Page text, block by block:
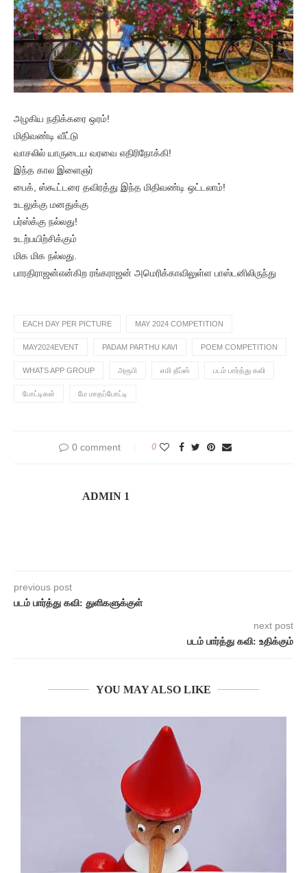
அழகிய நதிக்கரை ஒரம்!
மிதிவண்டி வீட்டு
வாசலில் யாருடைய வரவை எதிரிநோக்கி!
இந்த கால இளைஞர்
பைக், ஸ்கூட்டரை தவிரத்து இந்த மிதிவண்டி ஒட்டலாம்!
உடலுக்கு மனதுக்கு
பர்ஸ்க்கு நல்லது!
உடற்பயிற்சிக்கும்
மிக மிக நல்லது.
பாரதிராஜன்என்கிற ரங்கராஜன் அமெரிக்காவிலுள்ள பாஸ்டனிலிருந்து
EACH DAY PER PICTURE MAY 2024 COMPETITION
MAY2024EVENT PADAM PARTHU KAVI POEM COMPETITION
WHATS APP GROUP அரூபி எமி தீப்ஸ் படம் பார்த்து கவி
போட்டிகள் மே மாதப்போட்டி
0 comment 0
ADMIN 1
previous post
படம் பார்த்து கவி: துளிகளுக்குள்
next post
படம் பார்த்து கவி: உதிக்கும்
YOU MAY ALSO LIKE